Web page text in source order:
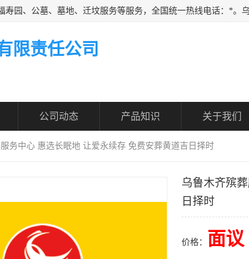
限责任公司
公司动态 产品知识 关于我们
务中心 惠选长眠地 让爱永续存 免费安葬黄道吉日择时
乌鲁木齐殡
日择时
价格： 面议